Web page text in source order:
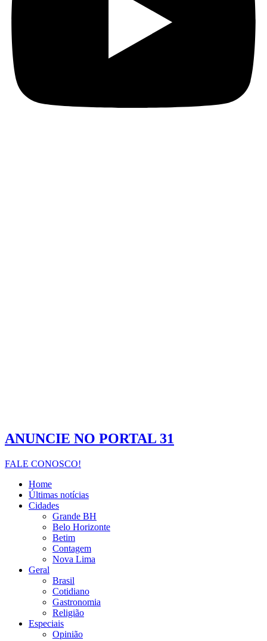
ANUNCIE NO PORTAL 31
FALE CONOSCO!
Home
Últimas notícias
Cidades
Grande BH
Belo Horizonte
Betim
Contagem
Nova Lima
Geral
Brasil
Cotidiano
Gastronomia
Religião
Especiais
Opinião